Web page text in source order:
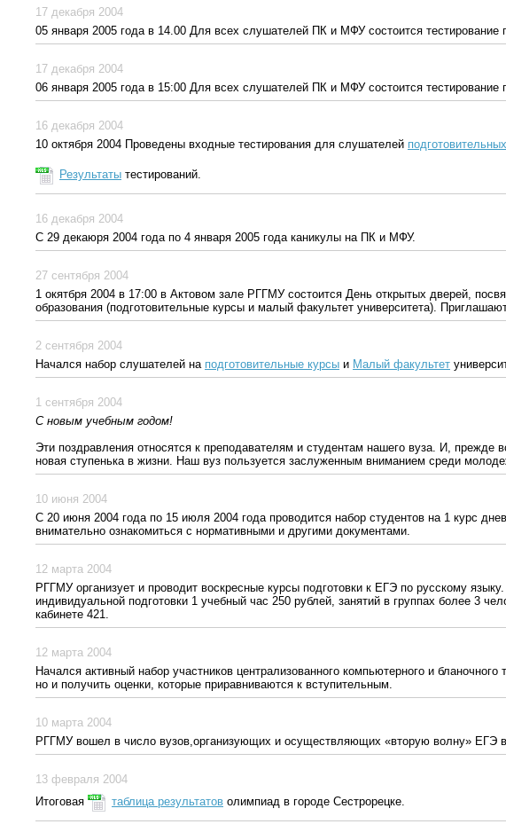
17 декабря 2004
05 января 2005 года в 14.00 Для всех слушателей ПК и МФУ состоится тестирование
17 декабря 2004
06 января 2005 года в 15:00 Для всех слушателей ПК и МФУ состоится тестирование
16 декабря 2004
10 октября 2004 Проведены входные тестирования для слушателей
Результаты тестирований.
16 декабря 2004
С 29 декаюря 2004 года по 4 января 2005 года каникулы на ПК и МФУ.
27 сентября 2004
1 окятбря 2004 в 17:00 в Актовом зале РГГМУ состоится День открытых дверей,
образования (подготовительные курсы и малый факультет университета).
2 сентября 2004
Начался набор слушателей на подготовительные курсы и Малый факультет
1 сентября 2004
С новым учебным годом!
Эти поздравления относятся к преподавателям и студентам нашего вуза. И, прежде
новая ступенька в жизни. Наш вуз пользуется заслуженным вниманием среди
10 июня 2004
С 20 июня 2004 года по 15 июля 2004 года проводится набор студентов на 1 курс
внимательно ознакомиться с нормативными и другими документами.
12 марта 2004
РГГМУ организует и проводит воскресные курсы подготовки к ЕГЭ по русскому
индивидуальной подготовки 1 учебный час 250 рублей, занятий в группах более 3
кабинете 421.
12 марта 2004
Начался активный набор участников централизованного компьютерного и
но и получить оценки, которые приравниваются к вступительным.
10 марта 2004
РГГМУ вошел в число вузов,организующих и осуществляющих «вторую волну» ЕГЭ
13 февраля 2004
Итоговая
таблица результатов олимпиад в городе Сестрорецке.